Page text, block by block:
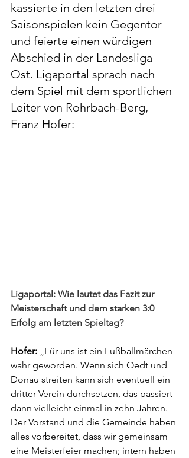
kassierte in den letzten drei
Saisonspielen kein Gegentor
und feierte einen würdigen
Abschied in der Landesliga
Ost. Ligaportal sprach nach
dem Spiel mit dem sportlichen
Leiter von Rohrbach-Berg,
Franz Hofer:
Ligaportal: Wie lautet das Fazit zur
Meisterschaft und dem starken 3:0
Erfolg am letzten Spieltag?
Hofer: „Für uns ist ein Fußballmärchen
wahr geworden. Wenn sich Oedt und
Donau streiten kann sich eventuell ein
dritter Verein durchsetzen, das passiert
dann vielleicht einmal in zehn Jahren.
Der Vorstand und die Gemeinde haben
alles vorbereitet, dass wir gemeinsam
eine Meisterfeier machen; intern haben